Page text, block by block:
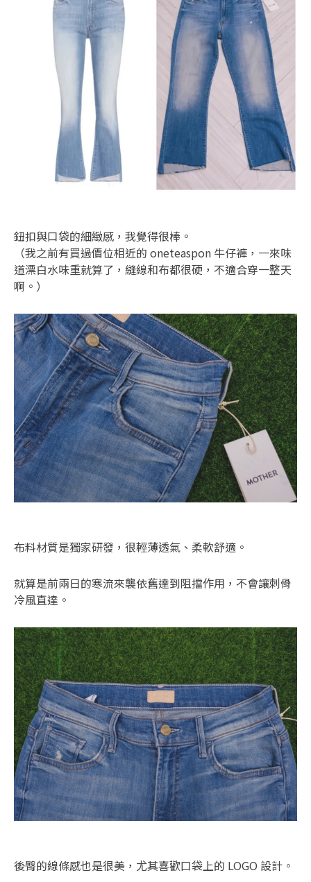
鈕扣與口袋的細緻感，我覺得很棒。
（我之前有買過價位相近的 oneteaspon 牛仔褲，一來味
道漂白水味重就算了，縫線和布都很硬，不適合穿一整天
啊。）
布料材質是獨家研發，很輕薄透氣、柔軟舒適。
就算是前兩日的寒流來襲依舊達到阻擋作用，不會讓刺骨
冷風直達。
後臀的線條感也是很美，尤其喜歡口袋上的 LOGO 設計。